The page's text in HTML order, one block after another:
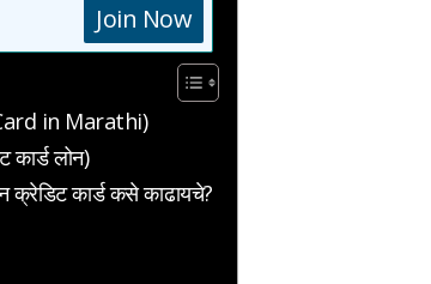
Join Now
Card in Marathi)
कार्ड लोन)
क्रेडिट कार्ड कसे काढायचे?